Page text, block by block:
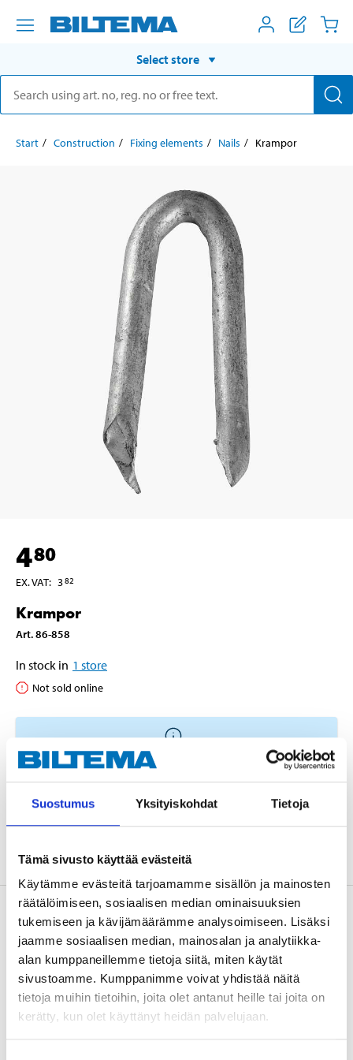
Suostumus Yksityiskohdat Tietoja
Tämä sivusto käyttää evästeitä
Käytämme evästeitä tarjoamamme sisällön ja mainosten
räätälöimiseen, sosiaalisen median ominaisuuksien
tukemiseen ja kävijämäärämme analysoimiseen. Lisäksi
jaamme sosiaalisen median, mainosalan ja analytiikka-
alan kumppaneillemme tietoja siitä, miten käytät
sivustoamme. Kumppanimme voivat yhdistää näitä
tietoja muihin tietoihin, joita olet antanut heille tai joita on
kerätty, kun olet käyttänyt heidän palvelujaan.
Select store
Start Construction Fixing elements Nails Krampor
480
EX. VAT: 382
Krampor
Art.86-858
In stock in 1 store
Not sold online
Replaced by
ADD TO CART
Description
Varmförzinkade. För fästning av stängsel och tråd mot
trä.